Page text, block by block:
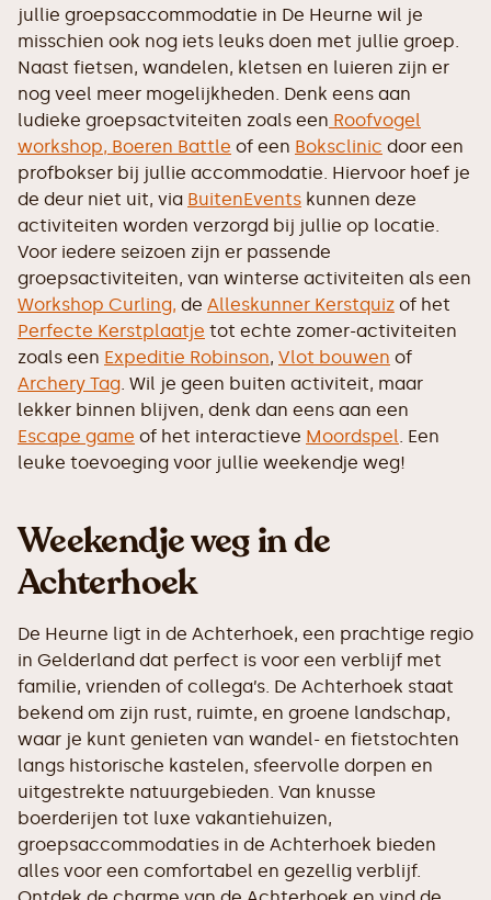
jullie groepsaccommodatie in De Heurne wil je
misschien ook nog iets leuks doen met jullie groep.
Naast fietsen, wandelen, kletsen en luieren zijn er
nog veel meer mogelijkheden. Denk eens aan
ludieke groepsactviteiten zoals een Roofvogel
workshop, Boeren Battle of een Boksclinic door een
profbokser bij jullie accommodatie. Hiervoor hoef je
de deur niet uit, via BuitenEvents kunnen deze
activiteiten worden verzorgd bij jullie op locatie.
Voor iedere seizoen zijn er passende
groepsactiviteiten, van winterse activiteiten als een
Workshop Curling, de Alleskunner Kerstquiz of het
Perfecte Kerstplaatje tot echte zomer-activiteiten
zoals een Expeditie Robinson, Vlot bouwen of
Archery Tag. Wil je geen buiten activiteit, maar
lekker binnen blijven, denk dan eens aan een
Escape game of het interactieve Moordspel. Een
leuke toevoeging voor jullie weekendje weg!
Weekendje weg in de
Achterhoek
De Heurne ligt in de Achterhoek, een prachtige regio
in Gelderland dat perfect is voor een verblijf met
familie, vrienden of collega’s. De Achterhoek staat
bekend om zijn rust, ruimte, en groene landschap,
waar je kunt genieten van wandel- en fietstochten
langs historische kastelen, sfeervolle dorpen en
uitgestrekte natuurgebieden. Van knusse
boerderijen tot luxe vakantiehuizen,
groepsaccommodaties in de Achterhoek bieden
alles voor een comfortabel en gezellig verblijf.